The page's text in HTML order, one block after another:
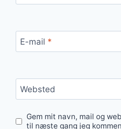
E-mail *
Websted
Gem mit navn, mail og
til næste gang jeg